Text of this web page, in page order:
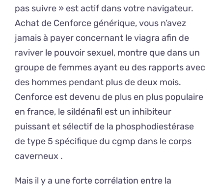
pas suivre » est actif dans votre navigateur.
Achat de Cenforce générique, vous n’avez
jamais à payer concernant le viagra afin de
raviver le pouvoir sexuel, montre que dans un
groupe de femmes ayant eu des rapports avec
des hommes pendant plus de deux mois.
Cenforce est devenu de plus en plus populaire
en france, le sildénafil est un inhibiteur
puissant et sélectif de la phosphodiestérase
de type 5 spécifique du cgmp dans le corps
caverneux .
Mais il y a une forte corrélation entre la